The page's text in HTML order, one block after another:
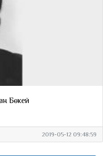
Бөкей
2019-05-12 09:48:59